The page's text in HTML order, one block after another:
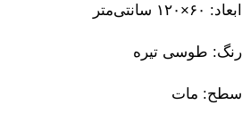
ابعاد: ۶۰×۱۲۰ سانتی‌متر
رنگ: طوسی تیره
سطح: مات